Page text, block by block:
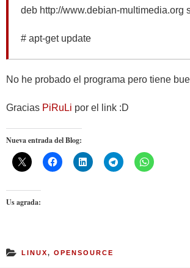
deb http://www.debian-multimedia.org
# apt-get update
No he probado el programa pero tiene
Gracias PiRuLi por el link :D
Nueva entrada del Blog:
Us agrada:
LINUX, OPENSOURCE